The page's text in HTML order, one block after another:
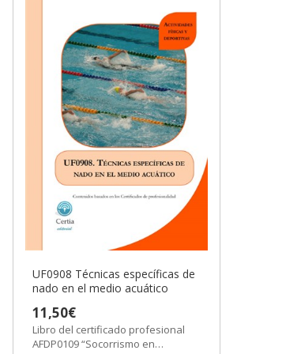
UF0908 Técnicas específicas de
nado en el medio acuático
11,50€
Libro del certificado profesional
AFDP0109 “Socorrismo en